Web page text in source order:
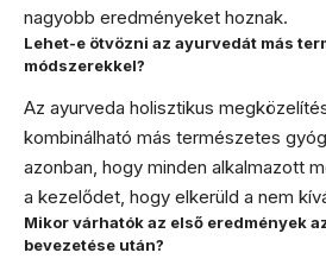
nagyobb eredményeket hoznak.
Lehet-e ötvözni az ayurvedát más
módszerekkel?
Az ayurveda holisztikus
kombinálható más természetes
azonban, hogy minden alkalmazott
a kezelődet, hogy elkerüld a nem
Mikor várhatók az első eredmények
bevezetése után?